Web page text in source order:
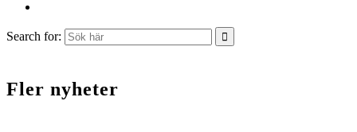
Search for:
Fler nyheter